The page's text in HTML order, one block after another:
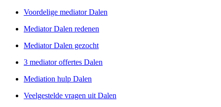
Voordelige mediator Dalen
Mediator Dalen redenen
Mediator Dalen gezocht
3 mediator offertes Dalen
Mediation hulp Dalen
Veelgestelde vragen uit Dalen